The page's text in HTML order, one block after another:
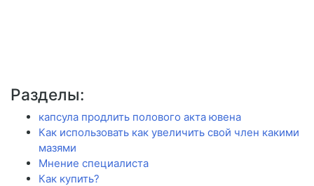
Разделы:
капсула продлить полового акта ювена
Как использовать как увеличить свой член какими
мазями
Мнение специалиста
Как купить?